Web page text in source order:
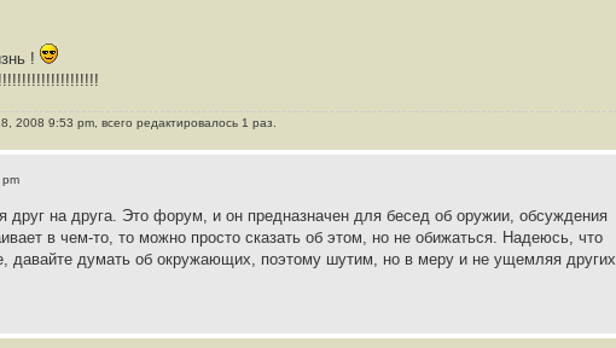
!
2008 9:53 pm, всего редактировалось 1 раз.
друг на друга. Это форум, и он предназначен для бесед об оружии, обсуждения
в чем-то, то можно просто сказать об этом, но не обижаться. Надеюсь, что
давайте думать об окружающих, поэтому шутим, но в меру и не ущемляя других